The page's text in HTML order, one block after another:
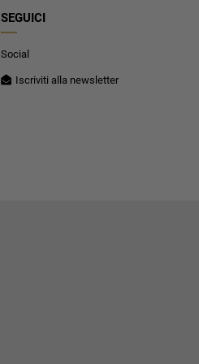
SEGUICI
Social
Iscriviti alla newsletter